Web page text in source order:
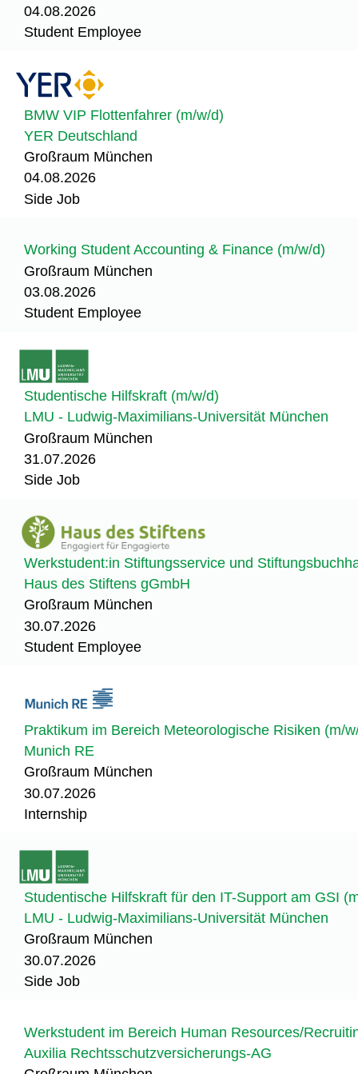
04.08.2026
Student Employee
BMW VIP Flottenfahrer (m/w/d)
YER Deutschland
Großraum München
04.08.2026
Side Job
Working Student Accounting & Finance (m/w/d)
Großraum München
03.08.2026
Student Employee
Studentische Hilfskraft (m/w/d)
LMU - Ludwig-Maximilians-Universität München
Großraum München
31.07.2026
Side Job
Werkstudent:in Stiftungsservice und
Haus des Stiftens gGmbH
Großraum München
30.07.2026
Student Employee
Praktikum im Bereich Meteorologische Risiken (m/
Munich RE
Großraum München
30.07.2026
Internship
Studentische Hilfskraft für den IT-Support am GSI
LMU - Ludwig-Maximilians-Universität München
Großraum München
30.07.2026
Side Job
Werkstudent im Bereich Human Resources/
Auxilia Rechtsschutzversicherungs-AG